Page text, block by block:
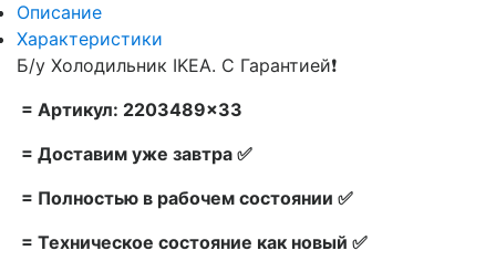
Описание
Характеристики
Б/у Холодильник IKEA. С Гарантией❗
= Артикул: 2203489×33
= Доставим уже завтра ✅
= Полностью в рабочем состоянии ✅
= Техническое состояние как новый ✅